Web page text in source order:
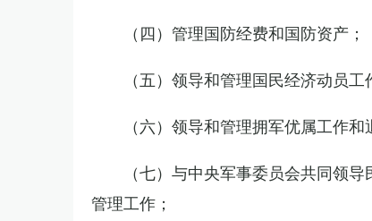
（四）管理国防经费和国防资产；
（五）领导和管理国民经济动员
（六）领导和管理拥军优属工作和
（七）与中央军事委员会共同领
管理工作；